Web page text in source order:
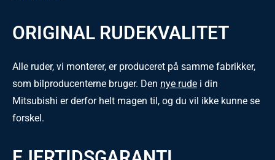
ORIGINAL RUDEKVALITET
Alle ruder, vi monterer, er produceret på samme fabrikker,
som bilproducenterne bruger. Den nye rude i din
Mitsubishi er derfor helt magen til, og du vil ikke kunne se
forskel.